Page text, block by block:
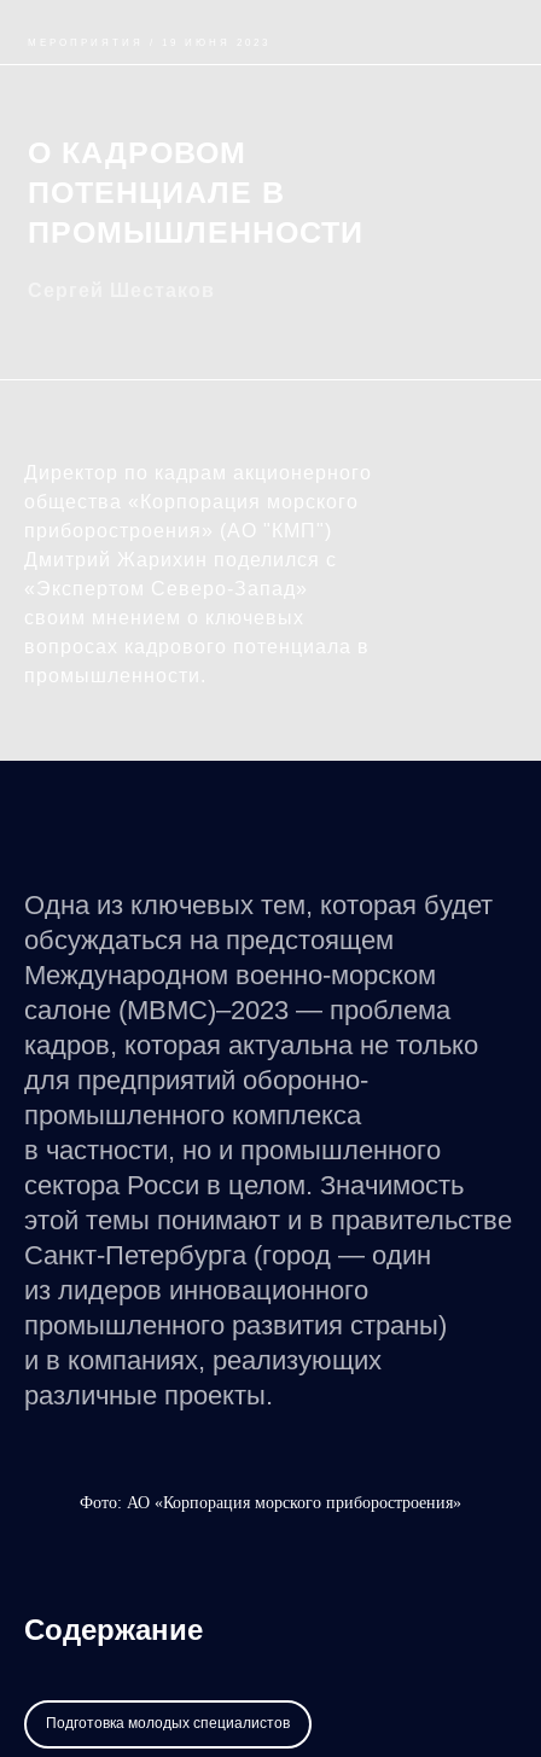
О КАДРОВОМ
ПОТЕНЦИАЛЕ В
ПРОМЫШЛЕННОСТИ
Директор по кадрам акционерного
общества «Корпорация морского
приборостроения» (АО "КМП")
Дмитрий Жарихин поделился с
«Экспертом Северо-Запад»
своим мнением о ключевых
вопросах кадрового потенциала в
промышленности.
Одна из ключевых тем, которая будет
обсуждаться на предстоящем
Международном военно-морском
салоне (МВМС)–2023 — проблема
кадров, которая актуальна не только
для предприятий оборонно-
промышленного комплекса
в частности, но и промышленного
сектора Росси в целом. Значимость
этой темы понимают и в правительстве
Санкт-Петербурга (город — один
из лидеров инновационного
промышленного развития страны)
и в компаниях, реализующих
различные проекты.
Фото: АО «Корпорация морского приборостроения»
Содержание
Подготовка молодых специалистов